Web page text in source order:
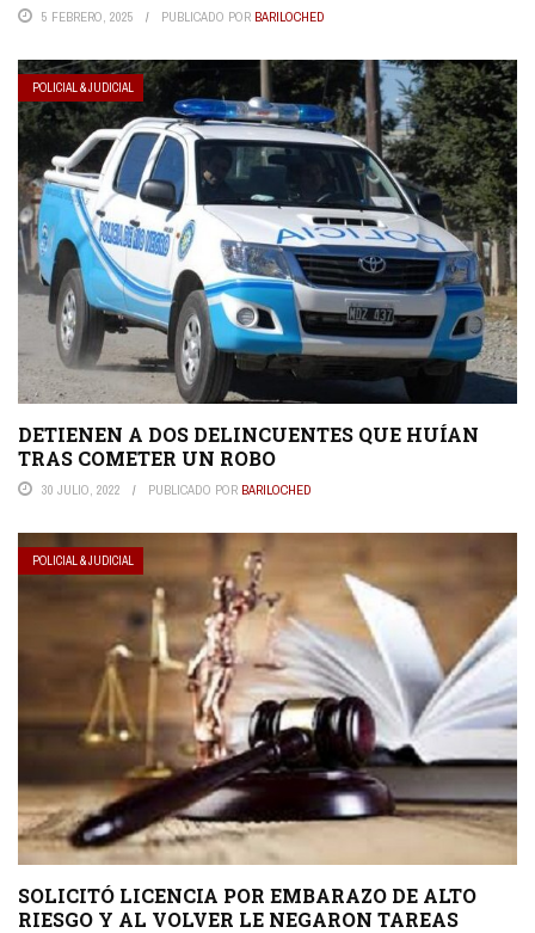
5 FEBRERO, 2025 PUBLICADO POR BARILOCHED
POLICIAL & JUDICIAL
DETIENEN A DOS DELINCUENTES QUE HUÍAN
TRAS COMETER UN ROBO
30 JULIO, 2022 PUBLICADO POR BARILOCHED
POLICIAL & JUDICIAL
SOLICITÓ LICENCIA POR EMBARAZO DE ALTO
RIESGO Y AL VOLVER LE NEGARON TAREAS